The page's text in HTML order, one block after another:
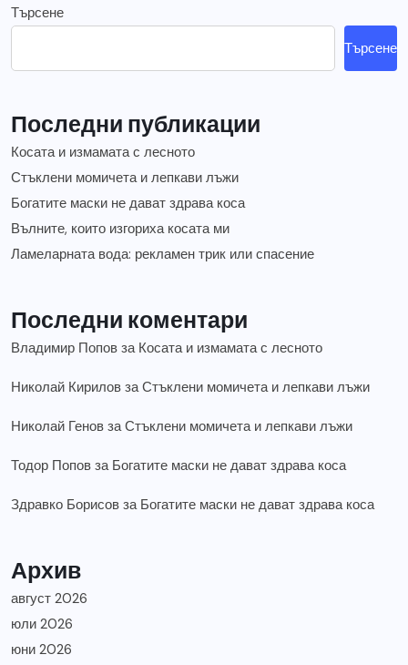
Търсене
Търсене
Последни публикации
Косата и измамата с лесното
Стъклени момичета и лепкави лъжи
Богатите маски не дават здрава коса
Вълните, които изгориха косата ми
Ламеларната вода: рекламен трик или спасение
Последни коментари
Владимир Попов за Косата и измамата с лесното
Николай Кирилов заСтъклени момичета и лепкави лъжи
Николай Генов заСтъклени момичета и лепкави лъжи
Тодор Попов за Богатите маски не дават здрава коса
Здравко Борисов за Богатите маски не дават здрава коса
Архив
август 2026
юли 2026
юни 2026